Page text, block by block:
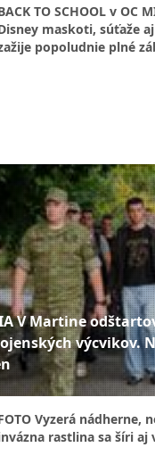
TO SCHOOL v OC
maskoti, súťaže
popoludnie plné
V Martine
výcvikov.
Vyzerá nádherne,
rastlina sa šíri